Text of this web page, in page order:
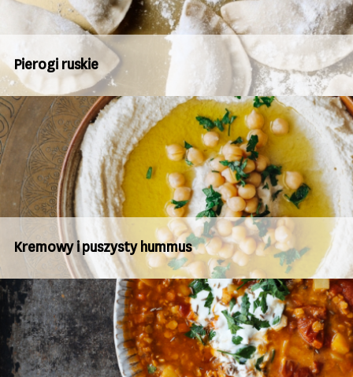
Pierogi ruskie
Kremowy i puszysty hummus